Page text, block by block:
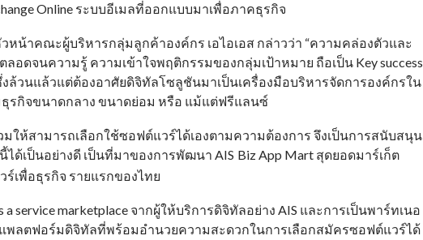
Online ระบบอีเมลที่ออกแบบมาเพื่อภาคธุรกิจ
น้าคณะผู้บริหารกลุ่มลูกค้าองค์กร เอไอเอส กล่าวว่า “ความคล่องตัวและ
ลอดจนความรู้ ความเข้าใจพฤติกรรมของกลุ่มเป้าหมาย ถือเป็น Key success
ล้วนแล้วแต่ต้องอาศัยดิจิทัลโซลูชันมาเป็นเครื่องมือบริหารจัดการองค์กรใน
รกิจขนาดกลาง ขนาดย่อม หรือ แม้แต่ฟรีแลนซ์
ให้สามารถเลือกใช้ซอฟต์แวร์ได้เองตามความต้องการ จึงเป็นการสนับสนุน
ด้เป็นอย่างดี เป็นที่มาของการพัฒนา AIS Biz App Mart สุดยอดมาร์เก็ต
เพื่อธุรกิจ รายแรกของไทย
a service marketplace จากผู้ให้บริการดิจิทัลอย่าง AIS และการเป็นพาร์ทเนอ
พลตฟอร์มดิจิทัลที่พร้อมอำนวยความสะดวกในการเลือกสมัครซอฟต์แวร์ได้